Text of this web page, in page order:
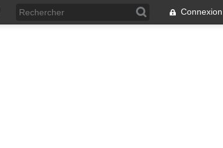
Connexion